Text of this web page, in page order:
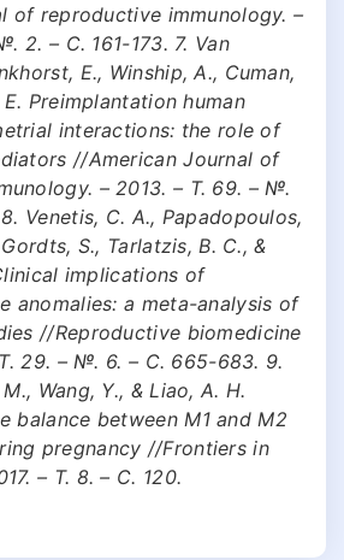
of reproductive immunology. –
2. – С. 161-173. 7. Van
E., Winship, A., Cuman,
Preimplantation human
interactions: the role of
//American Journal of
– 2013. – Т. 69. – №.
Venetis, C. A., Papadopoulos,
S., Tarlatzis, B. C., &
implications of
anomalies: a meta-analysis of
//Reproductive biomedicine
29. – №. 6. – С. 665-683. 9.
Wang, Y., & Liao, A. H.
balance between M1 and M2
pregnancy //Frontiers in
– Т. 8. – С. 120.